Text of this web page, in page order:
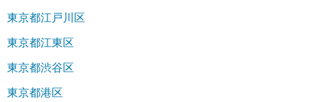
東京都江戸川区
東京都江東区
東京都渋谷区
東京都港区